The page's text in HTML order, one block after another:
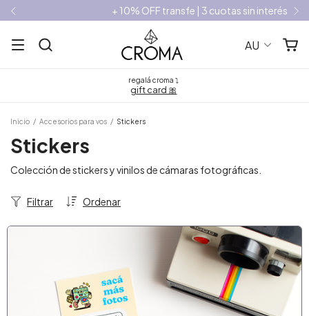
+ 10% OFF transfe | 3 cuotas sin interés
AU
regalá croma ⤵
gift card 🎀
Inicio / Accesorios para vos / Stickers
Stickers
Colección de stickers y vinilos de cámaras fotográficas.
Ordenar
Filtrar